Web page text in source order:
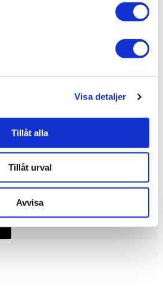
Visa detaljer
Tillåt alla
Tillåt urval
Avvisa
Duschbyggarna Duschhörna
Corny de Luxe
10.910 kr
JUST NU!